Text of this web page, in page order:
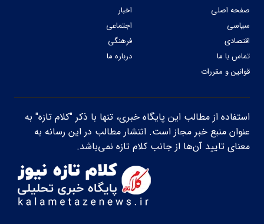
صفحه اصلی
اخبار
سیاسی
اجتماعی
اقتصادی
فرهنگی
تماس با ما
درباره ما
قوانین و مقررات
استفاده از مطالب این پایگاه خبری، تنها با ذکر "کلام تازه" به
عنوان منبع خبر مجاز است. انتشار مطالب در این رسانه به
معنای تایید آن‌ها از جانب کلام تازه نمی‌باشد.